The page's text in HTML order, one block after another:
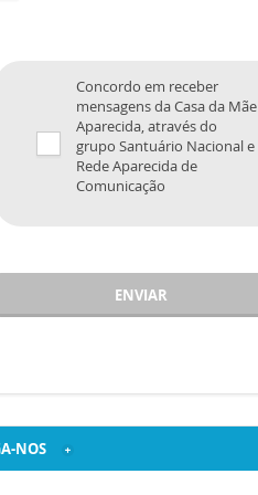
Concordo em receber
mensagens da Casa da Mãe
Aparecida, através do
grupo Santuário Nacional e
Rede Aparecida de
Comunicação
ENVIAR
NOS